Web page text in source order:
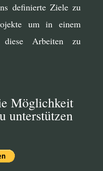
definierte Ziele zu
um in einem
diese Arbeiten zu
Möglichkeit
unterstützen